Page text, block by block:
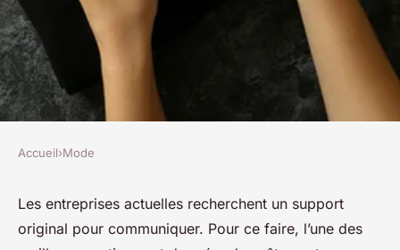
Est-ce un bon investissement
d'intégrer le sweat
Accueil›Mode
Les entreprises actuelles recherchent un support
original pour communiquer. Pour ce faire, l’une des